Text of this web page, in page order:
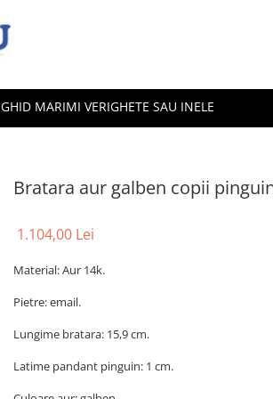
GHID MARIMI VERIGHETE SAU INELE
Bratara aur galben copii
1.104,00 Lei
Material: Aur 14k.
Pietre: email.
Lungime bratara: 15,9 cm.
Latime pandant pinguin: 1 cm.